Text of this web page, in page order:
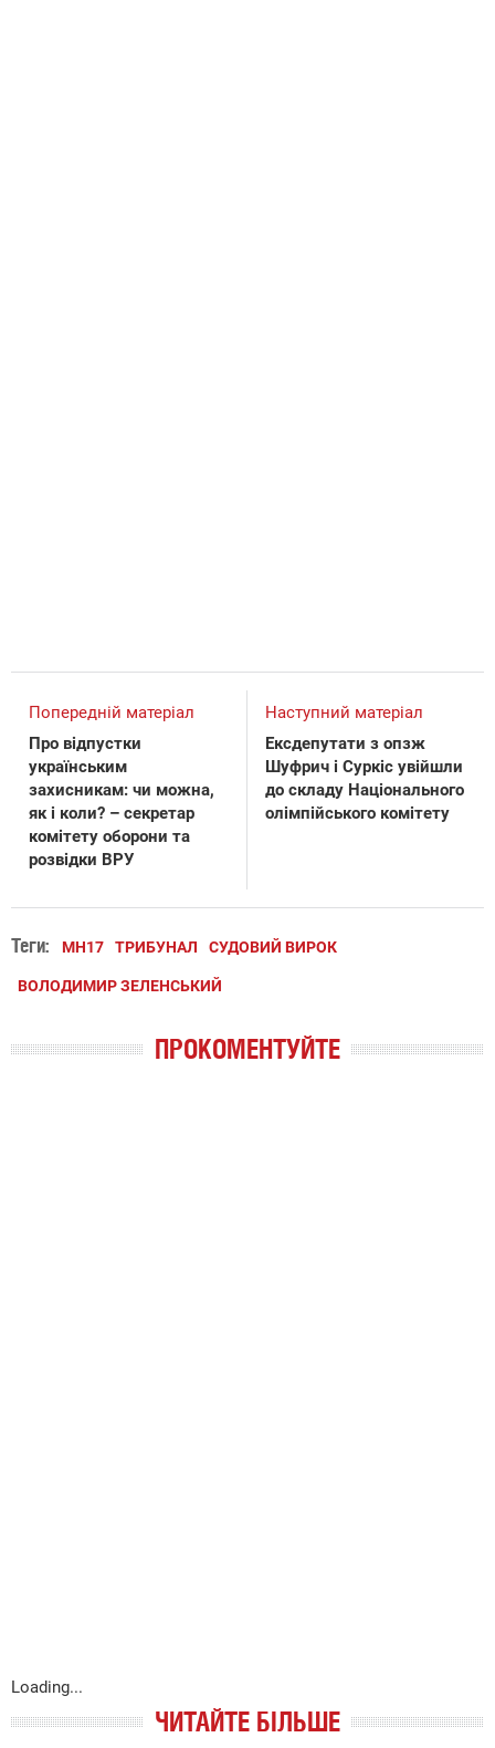
Попередній матеріал
Про відпустки
українським
захисникам: чи можна,
як і коли? – секретар
комітету оборони та
розвідки ВРУ
Наступний матеріал
Ексдепутати з опзж
Шуфрич і Суркіс увійшли
до складу Національного
олімпійського комітету
Теги: MH17 ТРИБУНАЛ СУДОВИЙ ВИРОК
ВОЛОДИМИР ЗЕЛЕНСЬКИЙ
ПРОКОМЕНТУЙТЕ
Loading...
ЧИТАЙТЕ БІЛЬШЕ